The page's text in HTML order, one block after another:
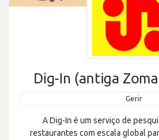
Dig-In (antiga
Gerir
A Dig-In é um serviço de
restaurantes com escala global